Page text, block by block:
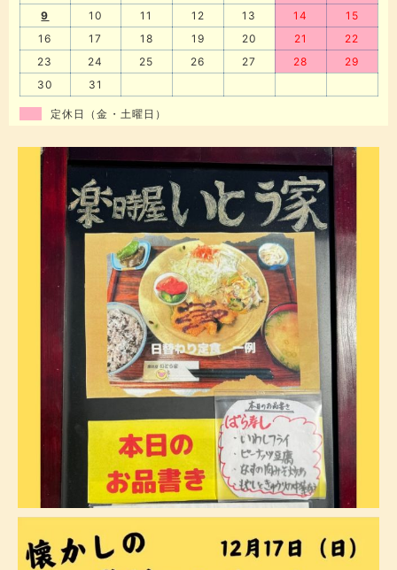
9
10 11 12 13 14
15
16
17 18 19 20 21
22
23
24 25 26 27 28
29
30
31
定休日（金・土曜日）